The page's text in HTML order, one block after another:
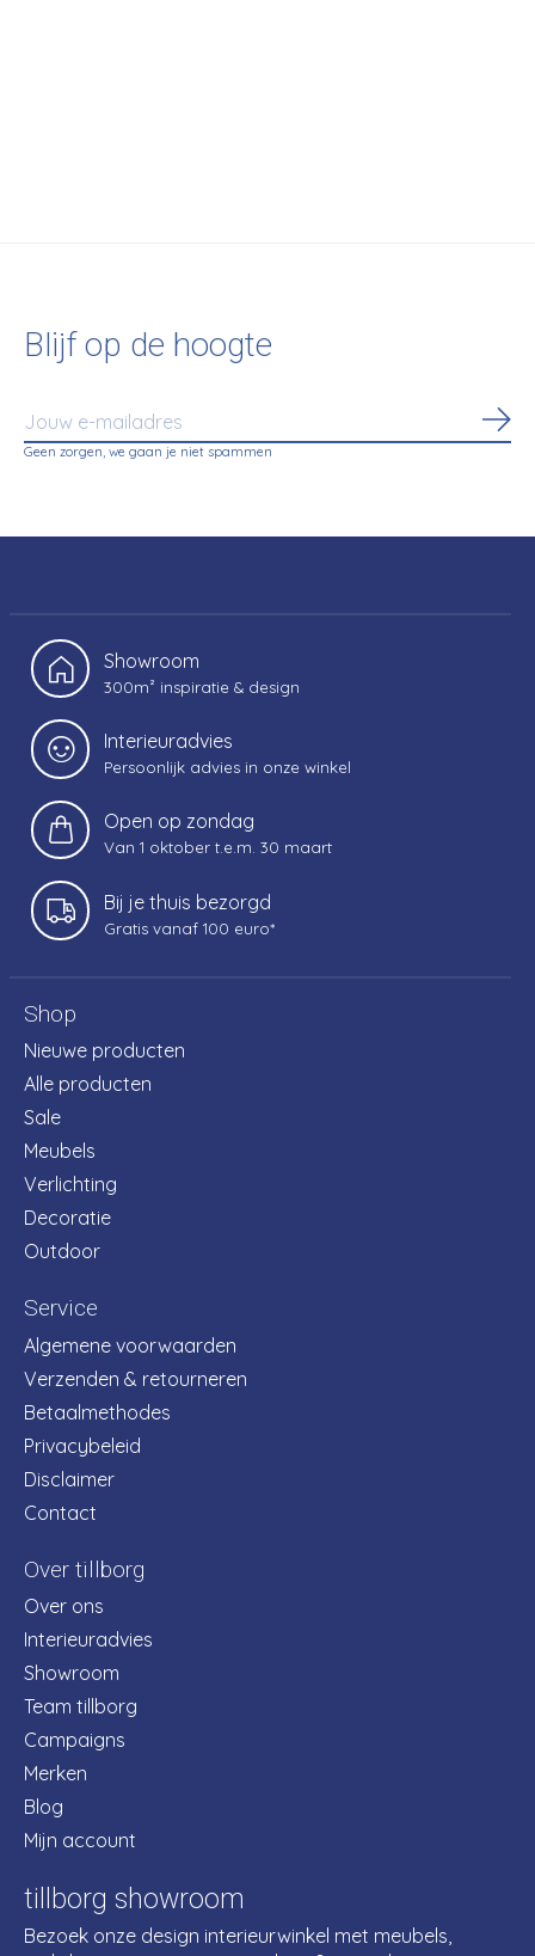
Blijf op de hoogte
Geen zorgen, we gaan je niet spammen
Showroom
300m² inspiratie & design
Interieuradvies
Persoonlijk advies in onze winkel
Open op zondag
Van 1 oktober t.e.m. 30 maart
Bij je thuis bezorgd
Gratis vanaf 100 euro*
Shop
Nieuwe producten
Alle producten
Sale
Meubels
Verlichting
Decoratie
Outdoor
Service
Algemene voorwaarden
Verzenden & retourneren
Betaalmethodes
Privacybeleid
Disclaimer
Contact
Over tillborg
Over ons
Interieuradvies
Showroom
Team tillborg
Campaigns
Merken
Blog
Mijn account
tillborg showroom
Bezoek onze design interieurwinkel met meubels,